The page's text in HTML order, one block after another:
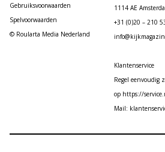
Gebruiksvoorwaarden
Spelvoorwaarden
© Roularta Media Nederland
1114 AE
+31 (0)20 – 210
Klantenservice
Regel eenvoudig
op https://
Mail: